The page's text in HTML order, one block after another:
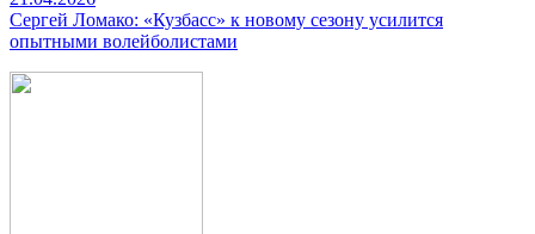
Сергей Ломако: «Кузбасс» к новому сезону усилится
опытными волейболистами